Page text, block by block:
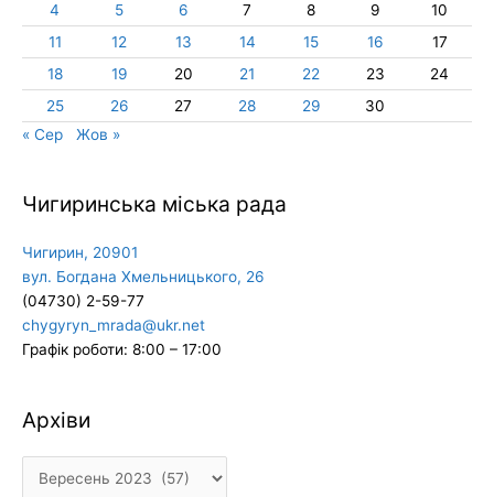
4
5 6 7 8 9
10
11
12 13 14 15 16
17
18
19 20 21 22 23
24
25
26 27 28 29
30
« Сер
Жов »
Чигиринська міська рада
Чигирин, 20901
вул. Богдана Хмельницького, 26
(04730) 2-59-77
chygyryn_mrada@ukr.net
Графік роботи: 8:00 – 17:00
Архіви
Архіви